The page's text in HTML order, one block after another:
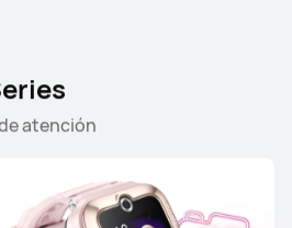
atención